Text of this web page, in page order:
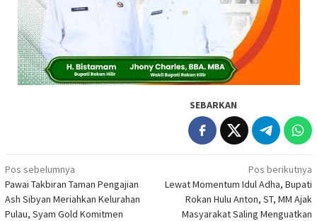
SEBARKAN
Navigasi
pos
Pos sebelumnya
Pawai Takbiran Taman Pengajian
Ash Sibyan Meriahkan Kelurahan
Pulau, Syam Gold Komitmen
Pos berikutnya
Lewat Momentum Idul Adha, Bupati
Rokan Hulu Anton, ST, MM Ajak
Masyarakat Saling Menguatkan